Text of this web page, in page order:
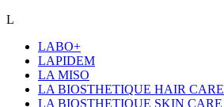
L
LABO+
LAPIDEM
LA MISO
LA BIOSTHETIQUE HAIR CARE
LA BIOSTHETIQUE SKIN CARE